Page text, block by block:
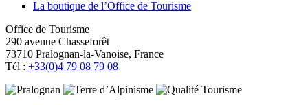
La boutique de l’Office de Tourisme
Office de Tourisme
290 avenue Chasseforêt
73710 Pralognan-la-Vanoise, France
Tél : +33(0)4 79 08 79 08